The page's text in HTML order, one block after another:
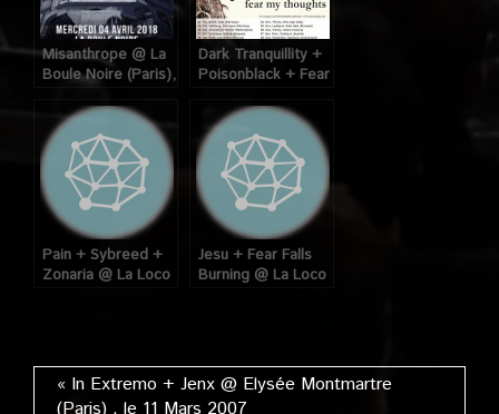
Misanthrope @ La
Boule Noire (Paris),
Dark Tranquillity +
Poisonblack + Fear
Loco (Paris), le 28
Octobre 2008
Pain + Sybreed +
Zonaria @ La Loco
Jesu + Fear Falls
Burning @ La Loco
« In Extremo + Jenx @ Elysée Montmartre